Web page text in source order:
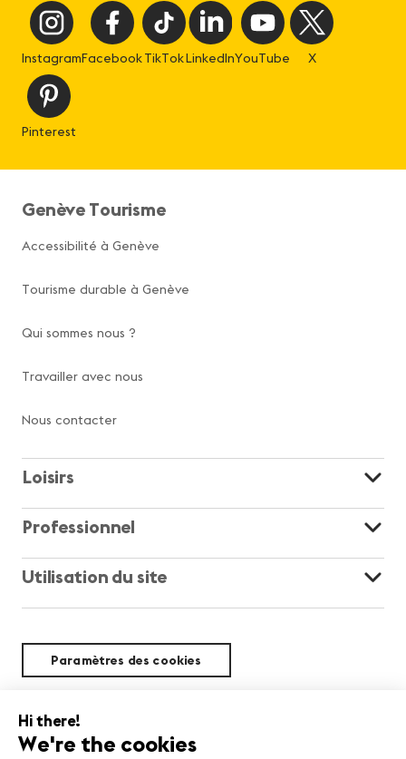
InstagramFacebookTikTokLinkedInYouTube X
Pinterest
Genève Tourisme
Accessibilité à Genève
Tourisme durable à Genève
Qui sommes nous ?
Travailler avec nous
Nous contacter
Loisirs
Professionnel
Utilisation du site
Paramètres des cookies